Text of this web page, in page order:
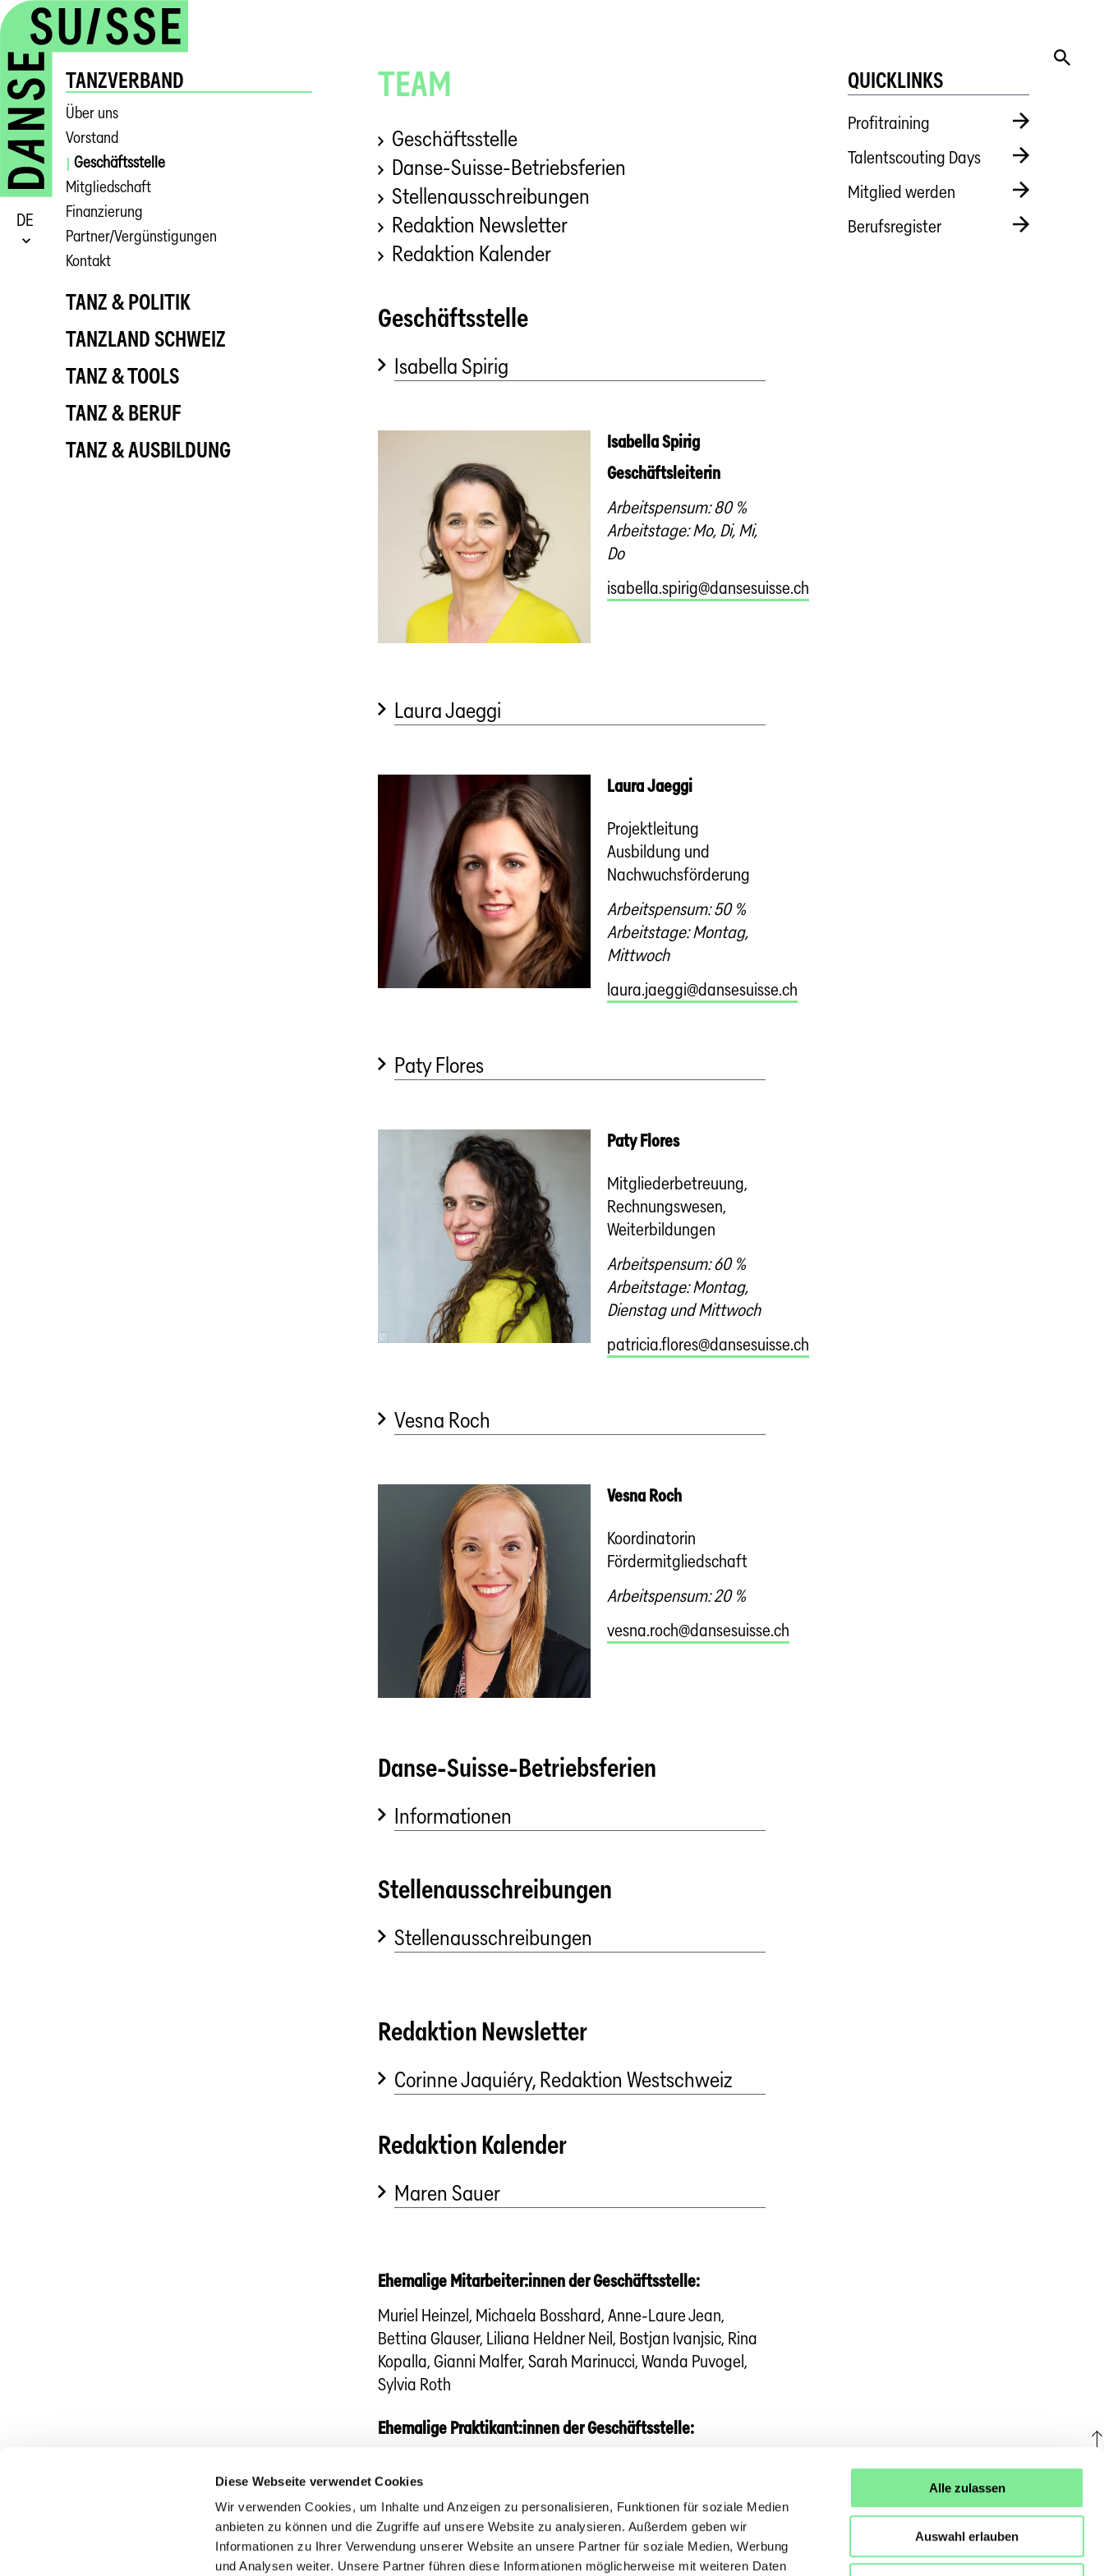
Diese Webseite verwendet Cookies
Wir verwenden Cookies, um Inhalte und Anzeigen zu personalisieren, Funktionen für soziale Medien
anbieten zu können und die Zugriffe auf unsere Website zu analysieren. Außerdem geben wir
Informationen zu Ihrer Verwendung unserer Website an unsere Partner für soziale Medien, Werbung
und Analysen weiter. Unsere Partner führen diese Informationen möglicherweise mit weiteren Daten
Alle zulassen
Auswahl erlauben
DE
TANZVERBAND
Über uns
Vorstand
Geschäftsstelle
Mitgliedschaft
Finanzierung
Partner/Vergünstigungen
Kontakt
TANZ & POLITIK
TANZLAND SCHWEIZ
TANZ & TOOLS
TANZ & BERUF
TANZ & AUSBILDUNG
TEAM
Geschäftsstelle
Danse-Suisse-Betriebsferien
Stellenausschreibungen
Redaktion Newsletter
Redaktion Kalender
Geschäftsstelle
Isabella Spirig
Isabella Spirig
Geschäftsleiterin
Arbeitspensum: 80 %
Arbeitstage: Mo, Di, Mi,
Do
isabella.spirig@dansesuisse.ch
Laura Jaeggi
Laura Jaeggi
Projektleitung
Ausbildung und
Nachwuchsförderung
Arbeitspensum: 50 %
Arbeitstage: Montag,
Mittwoch
laura.jaeggi@dansesuisse.ch
Paty Flores
Paty Flores
Mitgliederbetreuung,
Rechnungswesen,
Weiterbildungen
Arbeitspensum: 60 %
Arbeitstage: Montag,
Dienstag und Mittwoch
patricia.flores@dansesuisse.ch
Vesna Roch
Vesna Roch
Koordinatorin
Fördermitgliedschaft
Arbeitspensum: 20 %
vesna.roch@dansesuisse.ch
Danse-Suisse-Betriebsferien
Informationen
Stellenausschreibungen
Stellenausschreibungen
Redaktion Newsletter
Corinne Jaquiéry, Redaktion Westschweiz
Redaktion Kalender
Maren Sauer
Ehemalige Mitarbeiter:innen der Geschäftsstelle:
Muriel Heinzel, Michaela Bosshard, Anne-Laure Jean,
Bettina Glauser, Liliana Heldner Neil, Bostjan Ivanjsic, Rina
Kopalla, Gianni Malfer, Sarah Marinucci, Wanda Puvogel,
Sylvia Roth
Ehemalige Praktikant:innen der Geschäftsstelle:
tanzverband » Geschäftsstelle
QUICKLINKS
Profitraining
Talentscouting Days
Mitglied werden
Berufsregister